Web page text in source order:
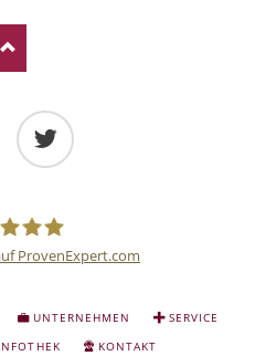
ProvenExpert.com
UNTERNEHMEN
SERVICE
KONTAKT